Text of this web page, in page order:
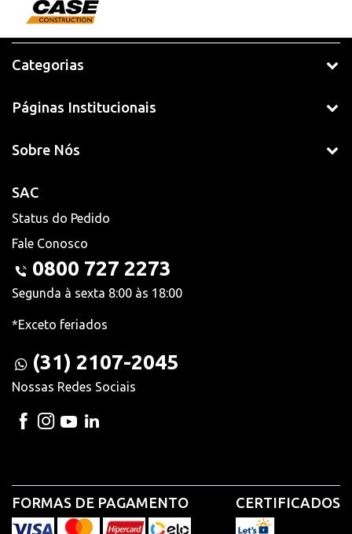
Categorias
Páginas Institucionais
Sobre Nós
SAC
Status do Pedido
Fale Conosco
0800 727 2273
Segunda à sexta 8:00 às 18:00
*Exceto feriados
(31) 2107-2045
Nossas Redes Sociais
FORMAS DE PAGAMENTO CERTIFICADOS